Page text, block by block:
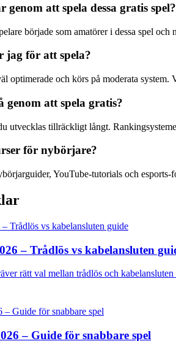
att spela dessa gratis spel?
började som amatörer i dessa spel
jag för att spela?
optimerade och körs på moderata
att spela gratis?
utvecklas tillräckligt långt.
för nybörjare?
YouTube-tutorials och
– Trådlös vs kabelansluten
rätt val mellan trådlös och
– Guide för snabbare spel